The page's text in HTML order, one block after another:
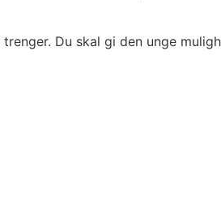
Du skal gi den unge